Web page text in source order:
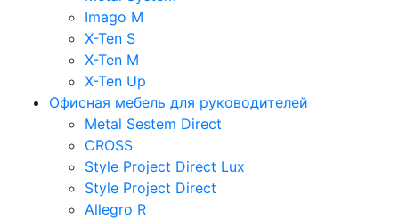
Imago M
X-Ten S
X-Ten M
X-Ten Up
Офисная мебель для руководителей
Metal Sestem Direct
CROSS
Style Project Direct Lux
Style Project Direct
Allegro R